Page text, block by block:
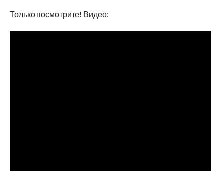
Только посмотрите! Видео: